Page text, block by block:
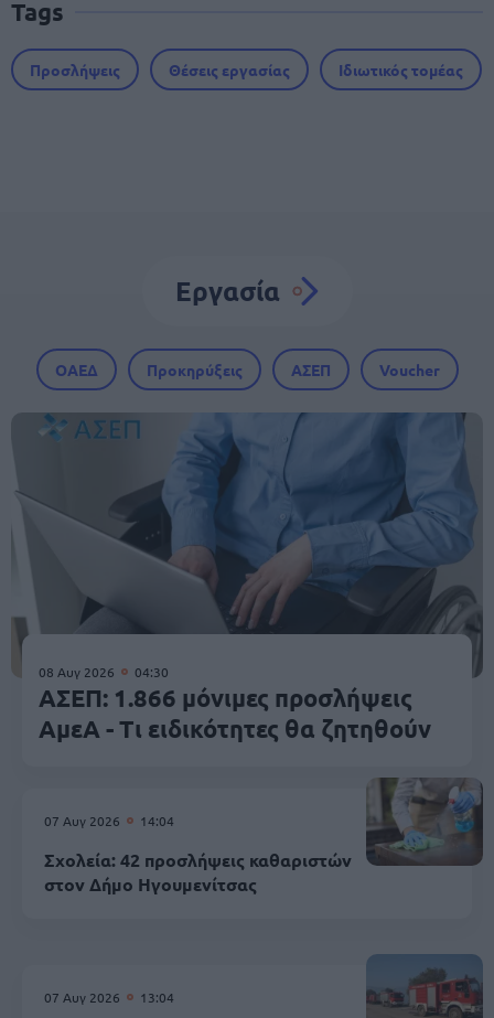
Tags
Προσλήψεις Θέσεις εργασίας Ιδιωτικός τομέας
Εργασία
ΟΑΕΔ Προκηρύξεις ΑΣΕΠ Voucher
08 Αυγ 2026 04:30
ΑΣΕΠ: 1.866 μόνιμες προσλήψεις
ΑμεΑ - Τι ειδικότητες θα ζητηθούν
07 Αυγ 2026 14:04
Σχολεία: 42 προσλήψεις καθαριστών
στον Δήμο Ηγουμενίτσας
07 Αυγ 2026 13:04